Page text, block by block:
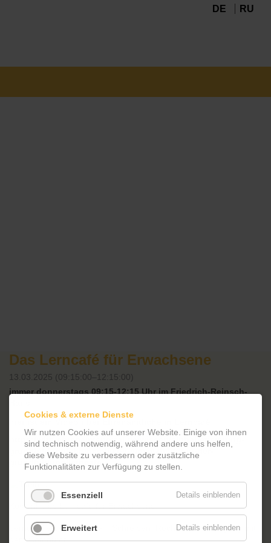
DE RU
Das Lerncafé für Erwachsene
13.03.2025 (09:15:00–12:15:00)
immer donnerstags 09:15-12:15 Uhr im Friedrich-Reinsch-
https://vhs-ehrenamtsportal.de/wissen/alphabetisierung-
grundbildung/ehrenamtliche-einsatzfelder-in-der-
grundbildung/lerncafe
Kostenfreies Lerncafé für Erwachsene:
Lernen Sie bei uns Lesen, Schreiben, Rechnen und Umgang mit
dem Computer.
Cookies & externe Dienste
Wir nutzen Cookies auf unserer Website. Einige von ihnen
sind technisch notwendig, während andere uns helfen,
diese Website zu verbessern oder zusätzliche
Funktionalitäten zur Verfügung zu stellen.
Essenziell Details einblenden
Erweitert Details einblenden